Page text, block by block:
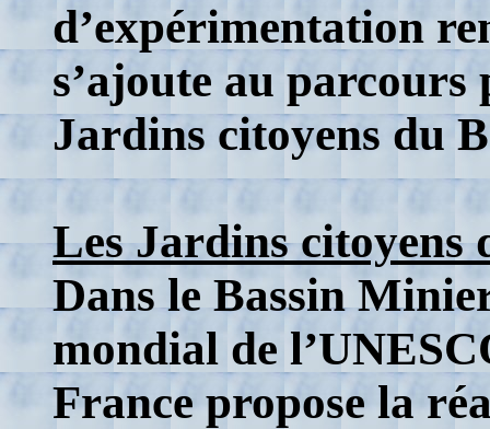
d’expérimentation
s’ajoute au parcours
Jardins citoyens du
Les Jardins citoyens
Dans le Bassin
mondial de
France propose la